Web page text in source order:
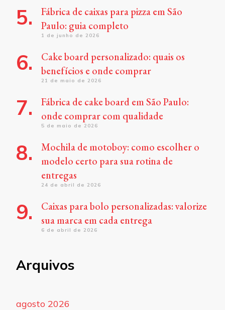
Fábrica de caixas para pizza em São
Paulo: guia completo
1 de junho de 2026
Cake board personalizado: quais os
benefícios e onde comprar
21 de maio de 2026
Fábrica de cake board em São Paulo:
onde comprar com qualidade
5 de maio de 2026
Mochila de motoboy: como escolher o
modelo certo para sua rotina de
entregas
24 de abril de 2026
Caixas para bolo personalizadas: valorize
sua marca em cada entrega
6 de abril de 2026
Arquivos
agosto 2026